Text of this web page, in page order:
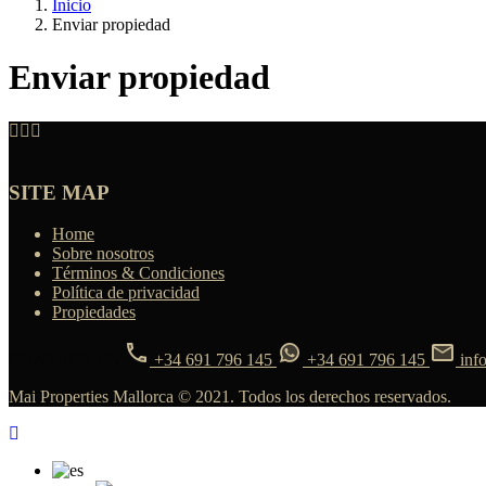
Inicio
Enviar propiedad
Enviar propiedad
SITE MAP
Home
Sobre nosotros
Términos & Condiciones
Política de privacidad
Propiedades
+34 691 796 145 +34 691 796 145
Mai Properties Mallorca © 2021. Todos los derechos reservados.